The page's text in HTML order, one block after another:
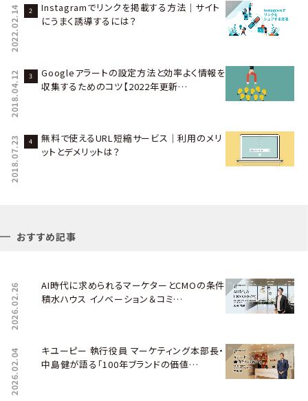
2022.02.14
Instagramでリンクを掲載する方法｜サイト
にうまく誘導するには？
2018.04.12
Googleアラートの設定方法と効率よく情報を
収集するためのコツ【2022年更新…
2018.07.23
無料で使えるURL短縮サービス｜利用のメリ
ットとデメリットは？
おすすめ記事
2026.02.26
AI時代に求められるマーケターとCMOの条件――
積水ハウス イノベーション＆コミ…
2026.02.04
キユーピー 執行役員 マーケティング本部長・
中島健が語る「100年ブランドの価値…